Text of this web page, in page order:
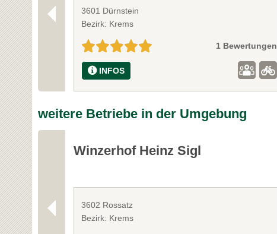
3601 Dürnstein
Bezirk: Krems
1 Bewertungen
INFOS
weitere Betriebe in der Umgebung
Winzerhof Heinz Sigl
3602 Rossatz
Bezirk: Krems